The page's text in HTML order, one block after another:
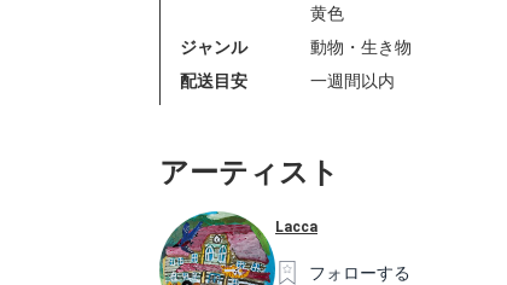
黄色
ジャンル
動物・生き物
配送目安
一週間以内
アーティスト
Lacca
フォローする